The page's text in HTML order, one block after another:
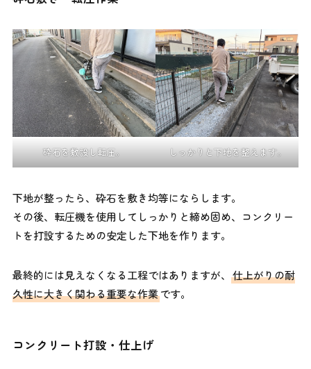
砕石を敷設し転圧。 しっかりと下地を整えます。
下地が整ったら、砕石を敷き均等にならします。
その後、転圧機を使用してしっかりと締め固め、コンクリー
トを打設するための安定した下地を作ります。
最終的には見えなくなる工程ではありますが、 仕上がりの耐
久性に大きく関わる重要な作業です。
コンクリート打設・仕上げ